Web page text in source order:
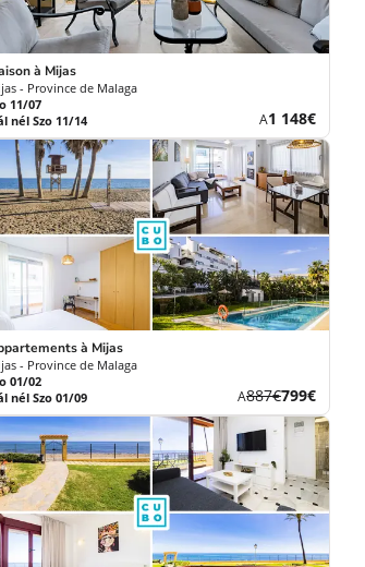
à Mijas
- Province de Malaga
11/07
nél Szo 11/14
AÚj
ár
1 148€
à Mijas
- Province de Malaga
01/02
nél Szo 01/09
AKorábbi
díj
887€Új
ár
799€